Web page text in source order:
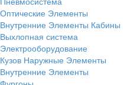
Оптические Элементы
Внутренние Элементы Кабины
Выхлопная система
Электрооборудование
Кузов Наружные Элементы
Внутренние Элементы